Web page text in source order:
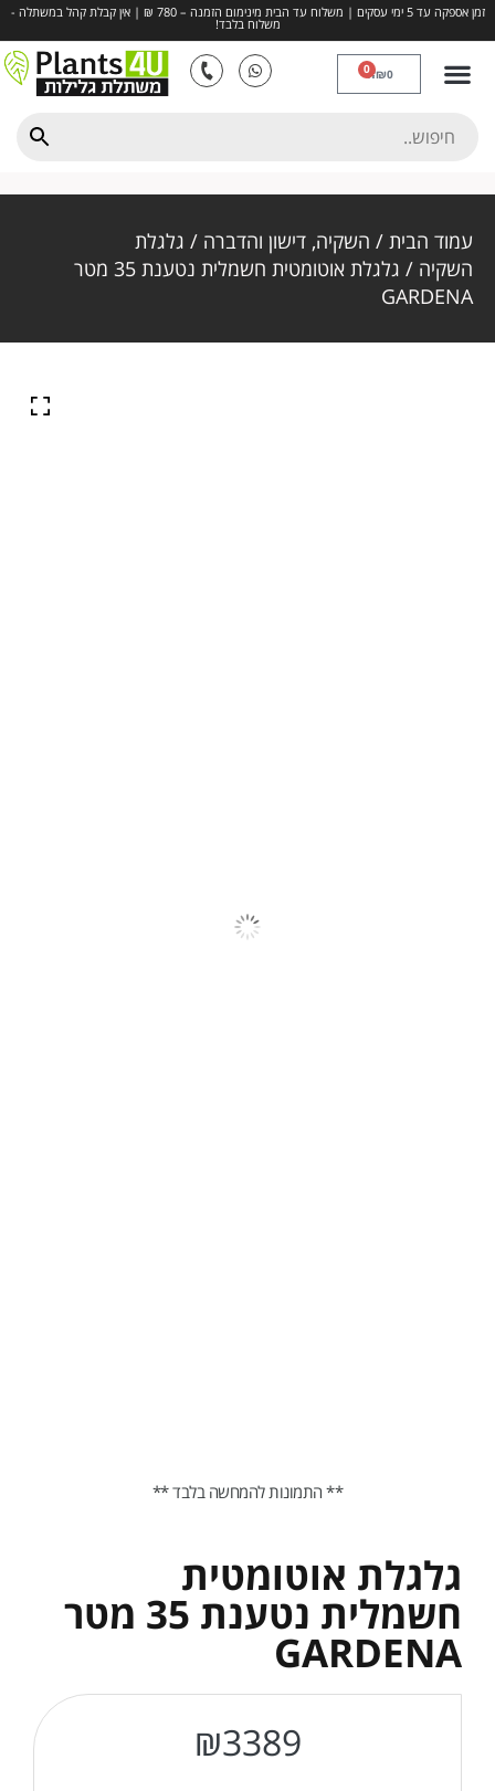
זמן אספקה עד 5 ימי עסקים | משלוח עד הבית מינימום הזמנה – 780 ₪ | אין קבלת קהל במשתלה -
משלוח בלבד!
₪0
0
עמוד הבית / השקיה, דישון והדברה / גלגלת
השקיה
/ גלגלת אוטומטית חשמלית נטענת 35 מטר
GARDENA
גלגלת אוטומטית
חשמלית נטענת 35 מטר
GARDENA
₪3389
** התמונות להמחשה בלבד **